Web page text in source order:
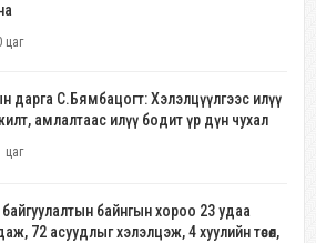
цаг
дарга С.Бямбацогт: Хэлэлцүүлгээс илүү
амлалтаас илүү бодит үр дүн чухал
цаг
байгуулалтын байнгын хороо 23 удаа
72 асуудлыг хэлэлцэж, 4 хуулийн төсөл,